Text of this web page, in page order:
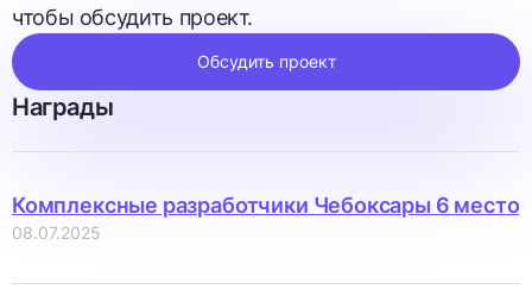
чтобы обсудить проект.
Обсудить проект
Награды
Комплексные разработчики Чебоксары 6 место
08.07.2025